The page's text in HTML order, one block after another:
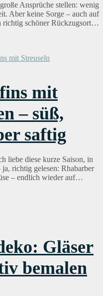
Ansprüche stellen: wenig
Aber keine Sorge – auch auf
richtig schöner Rückzugsort…
mit
– süß,
saftig
liebe diese kurze Saison, in
richtig gelesen: Rhabarber
– endlich wieder auf…
Gläser
bemalen